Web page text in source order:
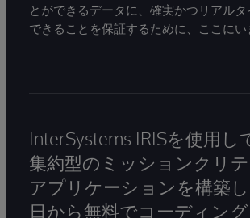
とができるデータに、確実かつリアルタ
できることを保証するために、ここにい
InterSystems IRISを使用し
集約型のミッションクリ
アプリケーションを構築
日から無料でコーディン